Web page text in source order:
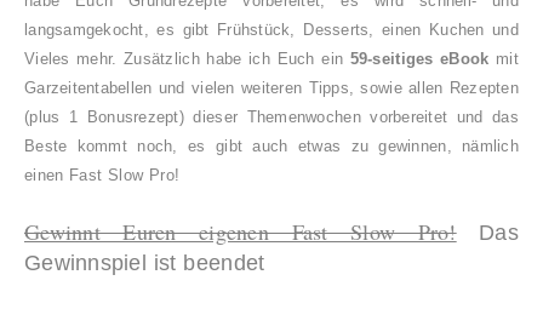
langsamgekocht, es gibt Frühstück, Desserts, einen Kuchen und
Vieles mehr. Zusätzlich habe ich Euch ein 59-seitiges eBook mit
Garzeitentabellen und vielen weiteren Tipps, sowie allen Rezepten
(plus 1 Bonusrezept) dieser Themenwochen vorbereitet und das
Beste kommt noch, es gibt auch etwas zu gewinnen, nämlich
einen Fast Slow Pro!
Gewinnt Euren eigenen Fast Slow Pro!
Das
Gewinnspiel ist beendet